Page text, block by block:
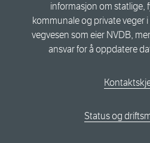
informasjon om statlige,
kommunale og private veger
vegvesen som eier NVDB,
ansvar for å oppdatere
Status og